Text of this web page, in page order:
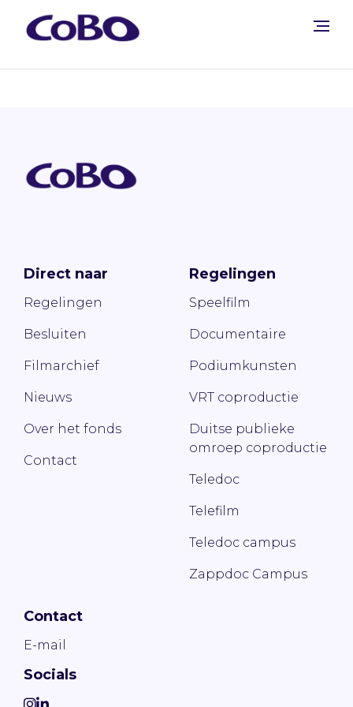
Direct naar
Regelingen
Besluiten
Filmarchief
Nieuws
Over het fonds
Contact
Regelingen
Speelfilm
Documentaire
Podiumkunsten
VRT coproductie
Duitse publieke
omroep coproductie
Teledoc
Telefilm
Teledoc campus
Zappdoc Campus
Contact
E-mail
Socials